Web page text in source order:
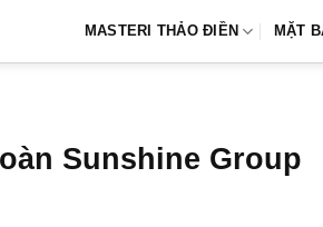
MASTERI THẢO ĐIỀN MẶT
Sunshine Group